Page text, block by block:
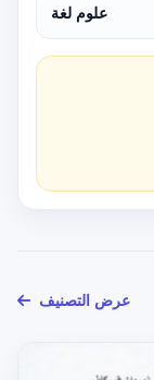
علوم لغة
عرض التصنيف